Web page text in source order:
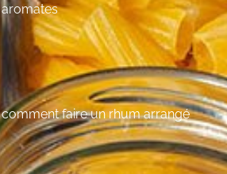
aromates
comment faire un rhum arrangé